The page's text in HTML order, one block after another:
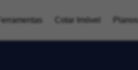
Ferramentas Cotar Imóvel Planos